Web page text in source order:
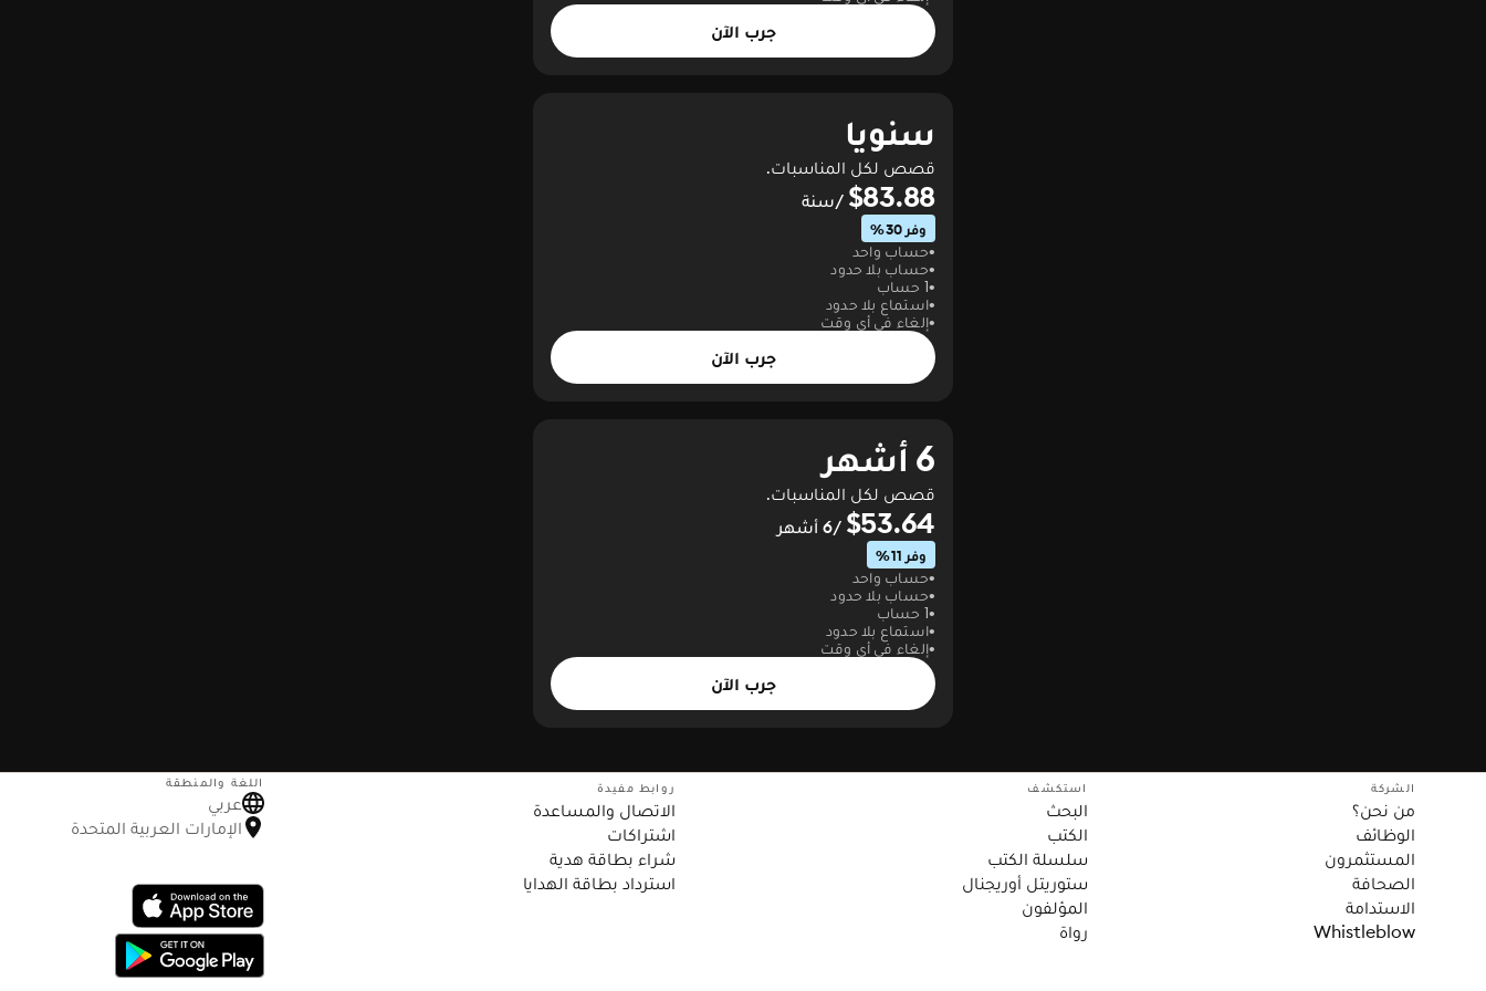
جرب الآن
سنويا
قصص لكل المناسبات.
$83.88 /سنة
وفر 30%
حساب واحد
حساب بلا حدود
1 حساب
استماع بلا حدود
إلغاء في أي وقت
جرب الآن
6 أشهر
قصص لكل المناسبات.
$53.64 /6 أشهر
وفر 11%
حساب واحد
حساب بلا حدود
1 حساب
استماع بلا حدود
إلغاء في أي وقت
جرب الآن
الشركة
من نحن؟
الوظائف
المستثمرون
الصحافة
الاستدامة
Whistleblow
استكشف
البحث
الكتب
سلسلة الكتب
ستوريتل أوريجنال
المؤلفون
رواة
روابط مفيدة
الاتصال والمساعدة
اشتراكات
شراء بطاقة هدية
استرداد بطاقة الهدايا
اللغة والمنطقة
عربي
الإمارات العربية المتحدة